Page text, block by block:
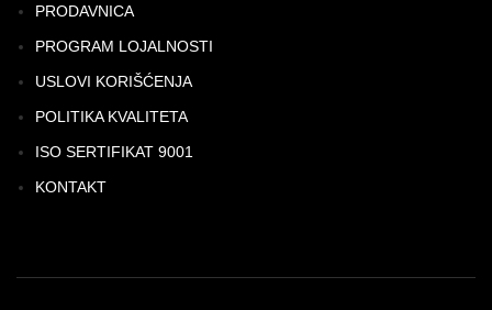
PRODAVNICA
PROGRAM LOJALNOSTI
USLOVI KORIŠĆENJA
POLITIKA KVALITETA
ISO SERTIFIKAT 9001
KONTAKT